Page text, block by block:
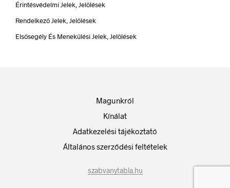
Érintésvédelmi Jelek, Jelölések
Rendelkező Jelek, Jelölések
Elsősegély És Menekülési Jelek, Jelölések
Magunkról
Kínálat
Adatkezelési tájékoztató
Általános szerződési feltételek
szabvanytabla.hu